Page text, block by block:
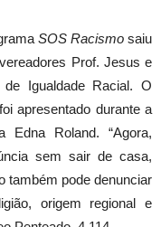
SOS Racismosaiu
Prof. Jesus e
de Igualdade Racial. O
apresentado durante a
Edna Roland. “Agora,
sem sair de casa,
também pode denunciar
origem regional e